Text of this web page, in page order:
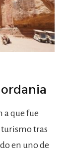
a que fue
turismo tras
en uno de